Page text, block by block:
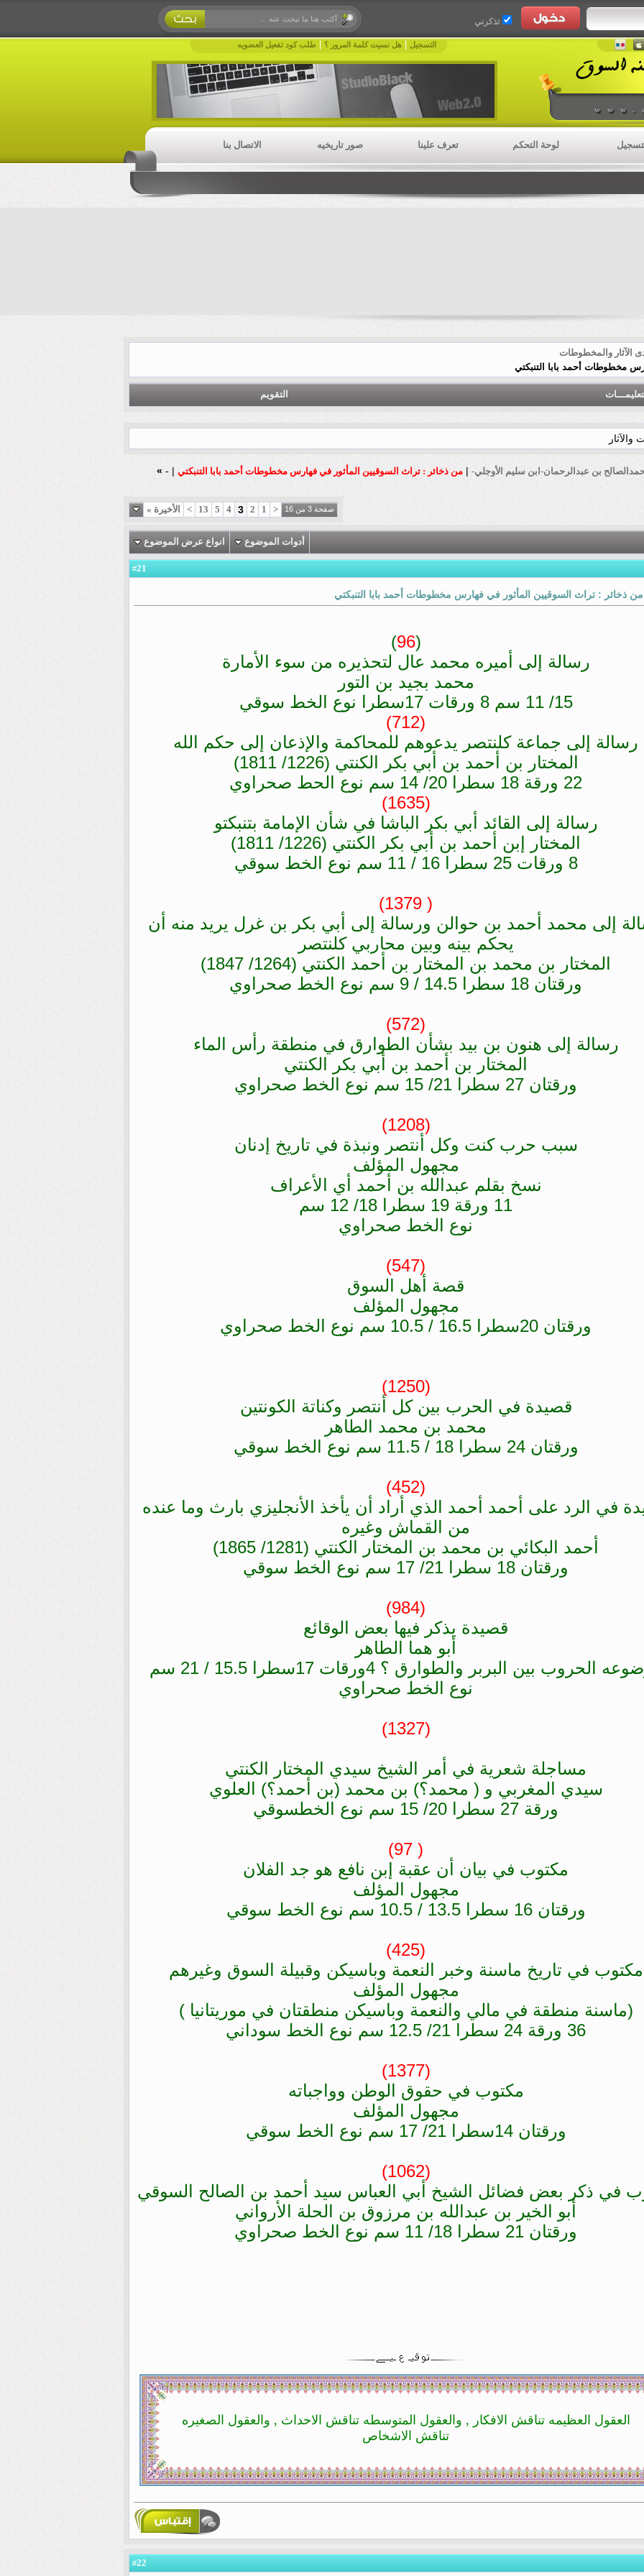
تذكرني
التسجيل هل نسيت كلمة المرور ؟ طلب كود تفعيل العضويه
لوحة التحكم تعرف علينا صور تاريخيه الاتصال بنا
الآثار والمخطوطات
مخطوطات أحمد بابا التنبكتي
التقويم
بن عبدالرحمان-ابن سليم اﻷوجلي- | من ذخائر : تراث السوقيين المأثور في فهارس مخطوطات أحمد بابا التنبكتي |
-
»
صفحة 3 من 16 <
1
2
3
4
5
13
> الأخيرة »
أدوات الموضوع انواع عرض الموضوع
21
ذخائر : تراث السوقيين المأثور في فهارس مخطوطات أحمد بابا التنبكتي
(
96
)
رسالة إلى أميره محمد عال لتحذيره من سوء الأمارة
محمد بجيد بن التور
15/ 11 سم 8 ورقات 17سطرا نوع الخط سوقي
(712)
رسالة إلى جماعة كلنتصر يدعوهم للمحاكمة والإذعان إلى حكم الله
المختار بن أحمد بن أبي بكر الكنتي (1226/ 1811)
22 ورقة 18 سطرا 20/ 14 سم نوع الحط صحراوي
(1635)
رسالة إلى القائد أبي بكر الباشا في شأن الإمامة بتنبكتو
المختار إبن أحمد بن أبي بكر الكنتي (1226/ 1811)
8 ورقات 25 سطرا 16 / 11 سم نوع الخط سوقي
( 1379)
إلى محمد أحمد بن حوالن ورسالة إلى أبي بكر بن غرل يريد منه أن
يحكم بينه وبين محاربي كلنتصر
المختار بن محمد بن المختار بن أحمد الكنتي (1264/ 1847)
ورقتان 18 سطرا 14.5 / 9 سم نوع الخط صحراوي
(572)
رسالة إلى هنون بن بيد بشأن الطوارق في منطقة رأس الماء
المختار بن أحمد بن أبي بكر الكنتي
ورقتان 27 سطرا 21/ 15 سم نوع الخط صحراوي
(1208)
سبب حرب كنت وكل أنتصر ونبذة في تاريخ إدنان
مجهول المؤلف
نسخ بقلم عبدالله بن أحمد أي الأعراف
11 ورقة 19 سطرا 18/ 12 سم
نوع الخط صحراوي
(547)
قصة أهل السوق
مجهول المؤلف
ورقتان 20سطرا 16.5 / 10.5 سم نوع الخط صحراوي
(1250)
قصيدة في الحرب بين كل أنتصر وكناتة الكونتين
محمد بن محمد الطاهر
ورقتان 24 سطرا 18 / 11.5 سم نوع الخط سوقي
(452)
في الرد على أحمد أحمد الذي أراد أن يأخذ الأنجليزي بارث وما عنده
من القماش وغيره
أحمد البكائي بن محمد بن المختار الكنتي (1281/ 1865)
ورقتان 18 سطرا 21/ 17 سم نوع الخط سوقي
(984)
قصيدة يذكر فيها بعض الوقائع
أبو هما الطاهر
الحروب بين البربر والطوارق ؟ 4ورقات 17سطرا 15.5 / 21 سم
نوع الخط صحراوي
(1327)
مساجلة شعرية في أمر الشيخ سيدي المختار الكنتي
سيدي المغربي و ( محمد؟) بن محمد (بن أحمد؟) العلوي
ورقة 27 سطرا 20/ 15 سم نوع الخطسوقي
( 97)
مكتوب في بيان أن عقبة إبن نافع هو جد الفلان
مجهول المؤلف
ورقتان 16 سطرا 13.5 / 10.5 سم نوع الخط سوقي
(425)
مكتوب في تاريخ ماسنة وخبر النعمة وباسيكن وقبيلة السوق وغيرهم
مجهول المؤلف
(ماسنة منطقة في مالي والنعمة وباسيكن منطقتان في موريتانيا )
36 ورقة 24 سطرا 21/ 12.5 سم نوع الخط سوداني
(1377)
مكتوب في حقوق الوطن وواجباته
مجهول المؤلف
ورقتان 14سطرا 21/ 17 سم نوع الخط سوقي
(1062)
في ذكر بعض فضائل الشيخ أبي العباس سيد أحمد بن الصالح السوقي
أبو الخير بن عبدالله بن مرزوق بن الحلة الأرواني
ورقتان 21 سطرا 18/ 11 سم نوع الخط صحراوي
العقول العظيمه تناقش الافكار , والعقول المتوسطه تناقش الاحداث , والعقول الصغيره
تناقش الاشخاص
22